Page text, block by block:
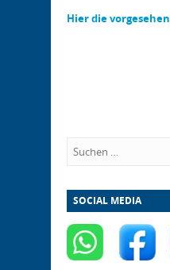
Hier die
SOCIAL MEDIA